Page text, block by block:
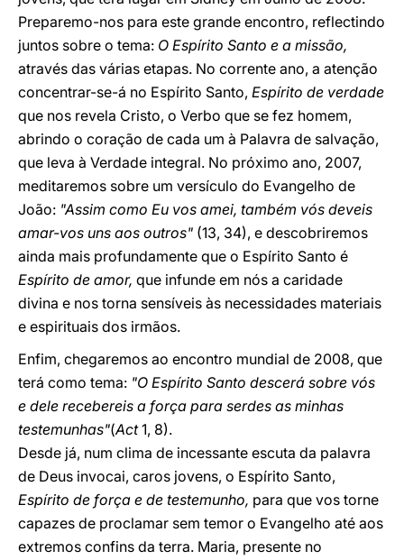
Preparemo-nos para este grande encontro, reflectindo
juntos sobre o tema: O Espírito Santo e a missão,
através das várias etapas. No corrente ano, a atenção
concentrar-se-á no Espírito Santo, Espírito de verdade
que nos revela Cristo, o Verbo que se fez homem,
abrindo o coração de cada um à Palavra de salvação,
que leva à Verdade integral. No próximo ano, 2007,
meditaremos sobre um versículo do Evangelho de
João: "Assim como Eu vos amei, também vós deveis
amar-vos uns aos outros" (13, 34), e descobriremos
ainda mais profundamente que o Espírito Santo é
Espírito de amor, que infunde em nós a caridade
divina e nos torna sensíveis às necessidades materiais
e espirituais dos irmãos.
Enfim, chegaremos ao encontro mundial de 2008, que
terá como tema: "O Espírito Santo descerá sobre vós
e dele recebereis a força para serdes as minhas
testemunhas"(Act1, 8).
Desde já, num clima de incessante escuta da palavra
de Deus invocai, caros jovens, o Espírito Santo,
Espírito de força e de testemunho, para que vos torne
capazes de proclamar sem temor o Evangelho até aos
extremos confins da terra. Maria, presente no